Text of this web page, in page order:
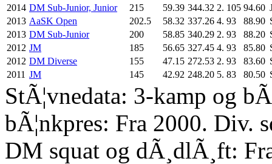
2014 DM Sub-Junior, Junior 215 59.39 344.32 2. 105 94.60
2013 AaSK Open 202.5 58.32 337.26 4. 93 88.90
2013 DM Sub-Junior 200 58.85 340.29 2. 93 88.20
2012 JM 185 56.65 327.45 4. 93 85.80
2012 DM Diverse 155 47.15 272.53 2. 93 83.60
2011 JM 145 42.92 248.20 5. 83 80.50
StÃ¦vnedata: 3-kamp og
bÃ¦nkpres: Fra 2000. Div.
DM squat og dÃ¸dlÃ¸ft: